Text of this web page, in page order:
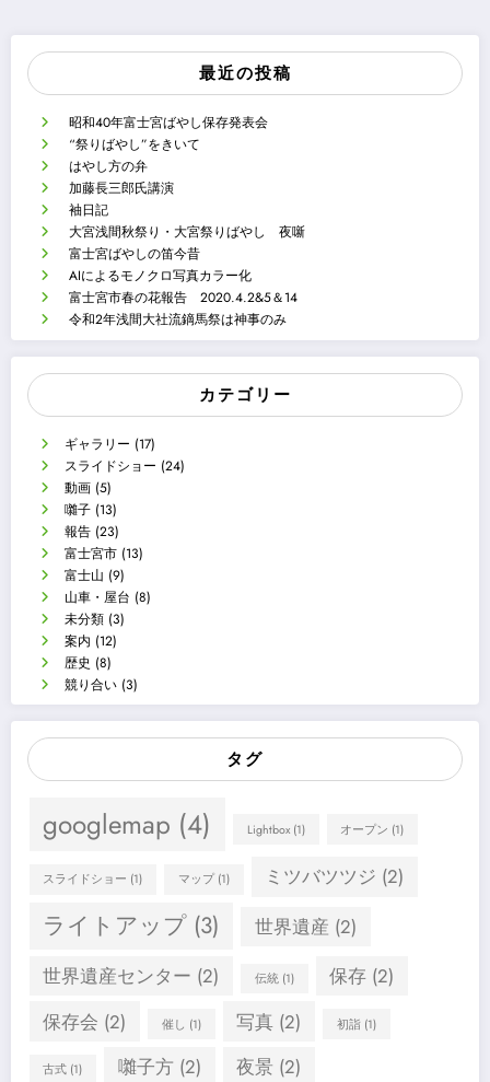
最近の投稿
昭和40年富士宮ばやし保存発表会
“祭りばやし”をきいて
はやし方の弁
加藤長三郎氏講演
袖日記
大宮浅間秋祭り・大宮祭りばやし 夜噺
富士宮ばやしの笛今昔
AIによるモノクロ写真カラー化
富士宮市春の花報告 2020.4.2&5＆14
令和2年浅間大社流鏑馬祭は神事のみ
カテゴリー
ギャラリー (17)
スライドショー (24)
動画 (5)
囃子 (13)
報告 (23)
富士宮市 (13)
富士山 (9)
山車・屋台 (8)
未分類 (3)
案内 (12)
歴史 (8)
競り合い (3)
タグ
googlemap (4) Lightbox(1) オープン (1)
スライドショー (1) マップ(1) ミツバツツジ (2)
ライトアップ (3) 世界遺産 (2)
世界遺産センター (2) 伝統(1) 保存 (2)
保存会 (2) 催し (1) 写真 (2) 初詣(1)
古式 (1) 囃子方(2) 夜景 (2)